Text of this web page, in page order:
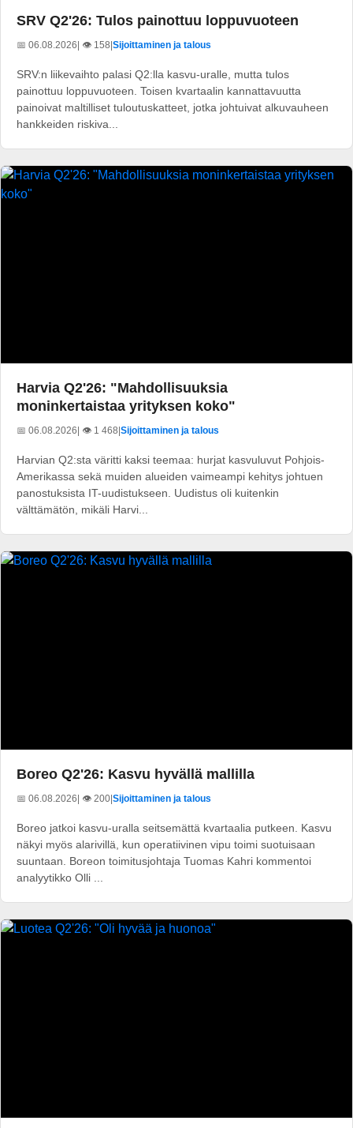
SRV Q2'26: Tulos painottuu loppuvuoteen
📅 06.08.2026| 👁️ 158|Sijoittaminen ja talous
SRV:n liikevaihto palasi Q2:lla kasvu-uralle, mutta tulos
painottuu loppuvuoteen. Toisen kvartaalin kannattavuutta
painoivat maltilliset tuloutuskatteet, jotka johtuivat alkuvauheen
hankkeiden riskiva...
Harvia Q2'26: "Mahdollisuuksia
moninkertaistaa yrityksen koko"
📅 06.08.2026 | 👁️ 1 468 Sijoittaminen ja talous
Harvian Q2:sta väritti kaksi teemaa: hurjat kasvuluvut Pohjois-
Amerikassa sekä muiden alueiden vaimeampi kehitys johtuen
panostuksista IT-uudistukseen. Uudistus oli kuitenkin
välttämätön, mikäli Harvi...
Boreo Q2'26: Kasvu hyvällä mallilla
📅 06.08.2026 | 👁️ 200 Sijoittaminen ja talous
Boreo jatkoi kasvu-uralla seitsemättä kvartaalia putkeen. Kasvu
näkyi myös alarivillä, kun operatiivinen vipu toimi suotuisaan
suuntaan. Boreon toimitusjohtaja Tuomas Kahri kommentoi
analyytikko Olli ...